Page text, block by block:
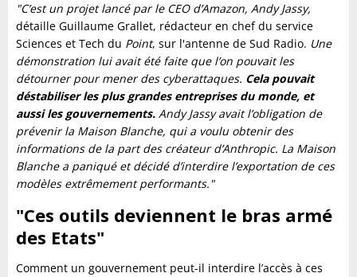
"C’est un projet lancé par le CEO d’Amazon, Andy Jassy,
détaille Guillaume Grallet, rédacteur en chef du service
Sciences et Tech du Point, sur l'antenne de Sud Radio. Une
démonstration lui avait été faite que l’on pouvait les
détourner pour mener des cyberattaques. Cela pouvait
déstabiliser les plus grandes entreprises du monde, et
aussi les gouvernements. Andy Jassy avait l’obligation de
prévenir la Maison Blanche, qui a voulu obtenir des
informations de la part des créateur d’Anthropic. La Maison
Blanche a paniqué et décidé d’interdire l’exportation de ces
modèles extrêmement performants."
"Ces outils deviennent le bras armé
des Etats"
Comment un gouvernement peut-il interdire l’accès à ces